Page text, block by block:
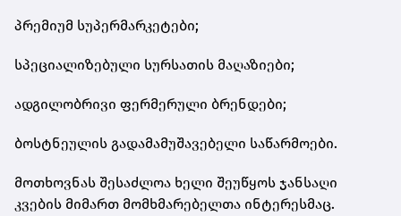
პრემიუმ სუპერმარკეტები;
სპეციალიზებული სურსათის მაღაზიები;
ადგილობრივი ფერმერული ბრენდები;
ბოსტნეულის გადამამუშავებელი საწარმოები.
მოთხოვნას შესაძლოა ხელი შეუწყოს ჯანსაღი
კვების მიმართ მომხმარებელთა ინტერესმაც.